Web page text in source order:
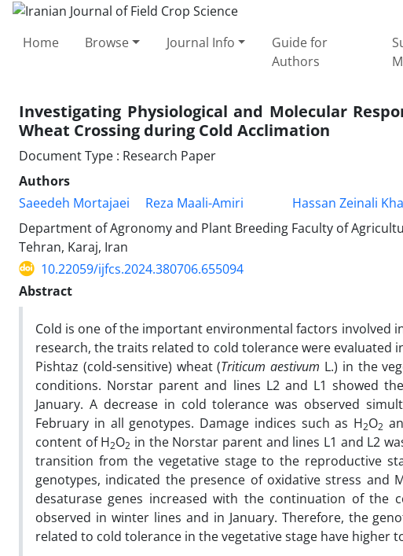
Home Browse Journal Info
Guide for
Authors
Investigating Physiological and Molecular
Wheat Crossing during Cold Acclimation
Document Type : Research Paper
Authors
Saeedeh Mortajaei
Reza Maali-Amiri
Hassan Zeinali
Department of Agronomy and Plant Breeding Faculty of
Tehran, Karaj, Iran
10.22059/ijfcs.2024.380706.655094
Abstract
Cold is one of the important environmental factors involved
research, the traits related to cold tolerance were
Pishtaz (cold-sensitive) wheat (Triticum aestivum L.) in the
conditions. Norstar parent and lines L2 and L1 showed
January. A decrease in cold tolerance was observed
February in all genotypes. Damage indices such as H2O2
content of H2O2 in the Norstar parent and lines L1 and L2
transition from the vegetative stage to the reproductive
genotypes, indicated the presence of oxidative stress and
desaturase genes increased with the continuation of the
observed in winter lines and in January. Therefore, the
related to cold tolerance in the vegetative stage have higher